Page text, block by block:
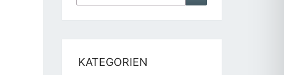
nach:
KATEGORIEN